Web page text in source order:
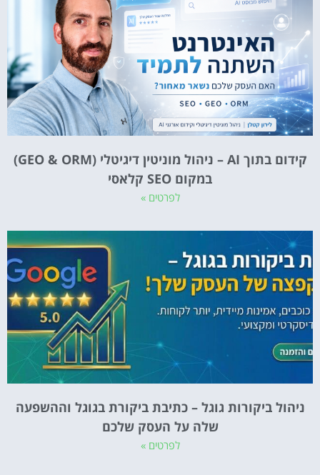
קידום בתוך AI – ניהול מוניטין דיגיטלי (GEO & ORM)
במקום SEO קלאסי
לפרטים »
ניהול ביקורות גוגל – כתיבת ביקורת בגוגל וההשפעה
שלה על העסק שלכם
לפרטים »